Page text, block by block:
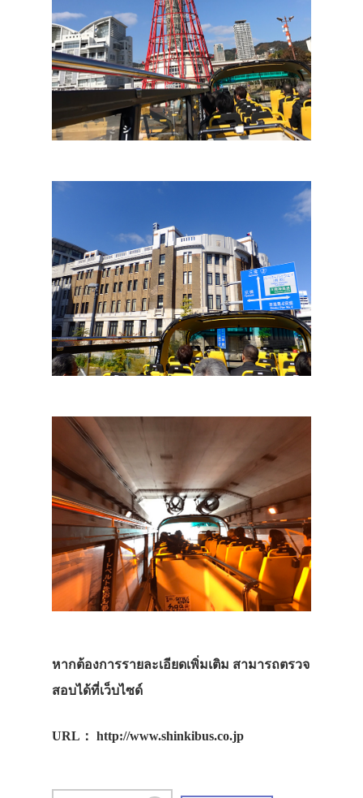
หากต้องการรายละเอียดเพิ่มเติม สามารถตรวจ
สอบได้ที่เว็บไซด์
URL： http://www.shinkibus.co.jp